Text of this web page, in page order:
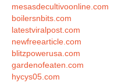
mesasdecultivoonline.com
boilersnbits.com
latestviralpost.com
newfreearticle.com
blitzpowerusa.com
gardenofeaten.com
hycys05.com